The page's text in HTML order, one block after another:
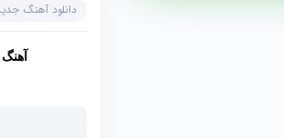
دانلود آهنگ